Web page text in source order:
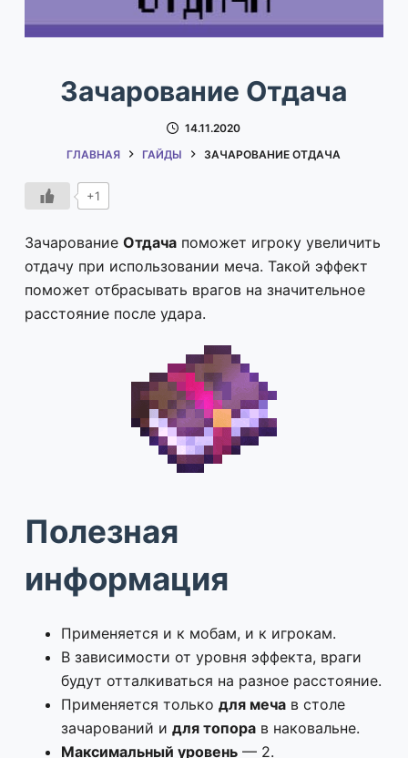
Зачарование Отдача
14.11.2020
ГЛАВНАЯ
ГАЙДЫ ЗАЧАРОВАНИЕ ОТДАЧА
+1
Зачарование Отдачапоможет игроку увеличить
отдачу при использовании меча. Такой эффект
поможет отбрасывать врагов на значительное
расстояние после удара.
Полезная
информация
Применяется и к мобам, и к игрокам.
В зависимости от уровня эффекта, враги
будут отталкиваться на разное расстояние.
Применяется только для мечав столе
зачарований и для топорав наковальне.
Максимальный уровень— 2.